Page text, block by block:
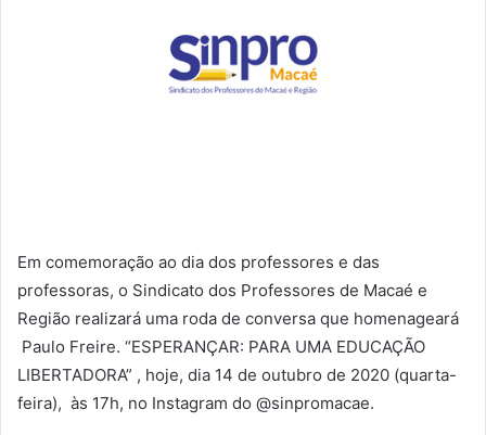
Em comemoração ao dia dos professores e das
professoras, o Sindicato dos Professores de Macaé e
Região realizará uma roda de conversa que homenageará
Paulo Freire. “ESPERANÇAR: PARA UMA EDUCAÇÃO
LIBERTADORA” , hoje, dia 14 de outubro de 2020 (quarta-
feira), às 17h, no Instagram do @sinpromacae.